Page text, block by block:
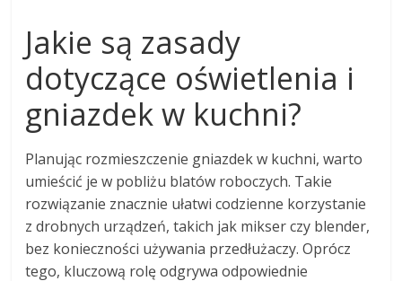
Jakie są zasady
dotyczące oświetlenia i
gniazdek w kuchni?
Planując rozmieszczenie gniazdek w kuchni, warto
umieścić je w pobliżu blatów roboczych. Takie
rozwiązanie znacznie ułatwi codzienne korzystanie
z drobnych urządzeń, takich jak mikser czy blender,
bez konieczności używania przedłużaczy. Oprócz
tego, kluczową rolę odgrywa odpowiednie